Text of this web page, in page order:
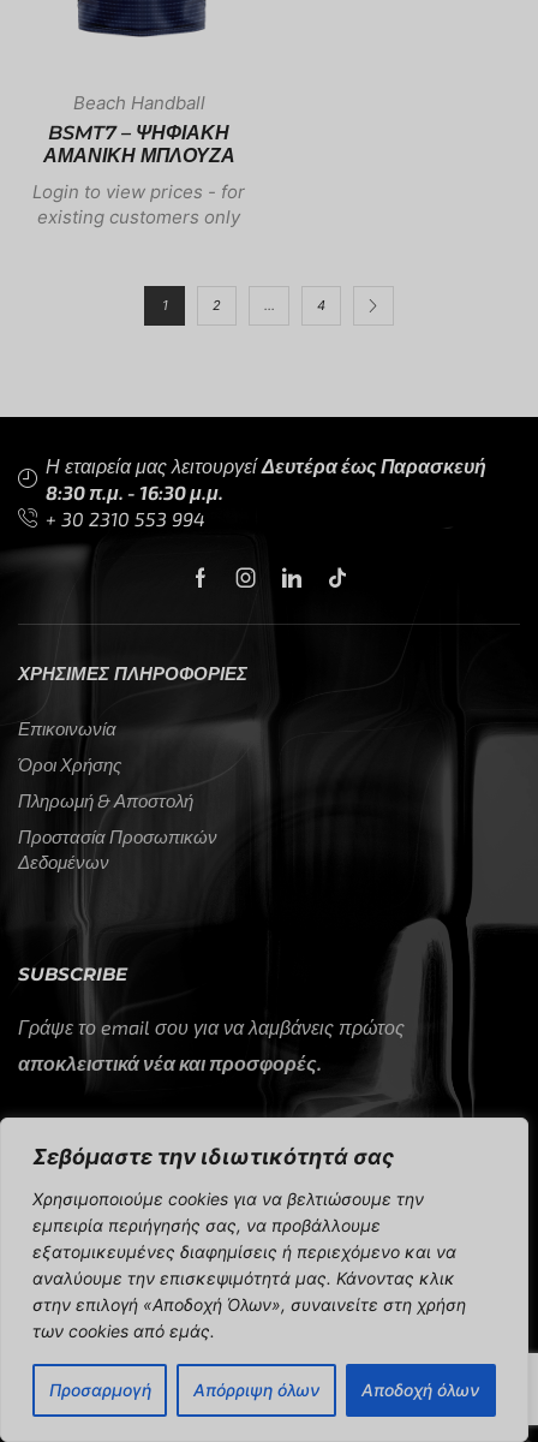
Σεβόμαστε την ιδιωτικότητά σας
Χρησιμοποιούμε cookies για να βελτιώσουμε την
εμπειρία περιήγησής σας, να προβάλλουμε
εξατομικευμένες διαφημίσεις ή περιεχόμενο και να
αναλύουμε την επισκεψιμότητά μας. Κάνοντας κλικ
στην επιλογή «Αποδοχή Όλων», συναινείτε στη χρήση
των cookies από εμάς.
Προσαρμογή Απόρριψη όλων Αποδοχή όλων
Beach Handball
BSMT7 – ΨΗΦΙΑΚΗ
ΑΜΑΝΙΚΗ ΜΠΛΟΥΖΑ
Login to view prices - for
existing customers only
1 2 ... 4
Η εταιρεία μας λειτουργείΔευτέρα έως Παρασκευή
8:30 π.μ. - 16:30 μ.μ.
+ 30 2310 553 994
ΧΡΗΣΙΜΕΣ ΠΛΗΡΟΦΟΡΙΕΣ
Επικοινωνία
Όροι Χρήσης
Πληρωμή & Αποστολή
Προστασία Προσωπικών
Δεδομένων
SUBSCRIBE
Γράψε το email σου για να λαμβάνεις πρώτος
αποκλειστικά νέα και προσφορές.
CAP Sport 2024 © All rights reserved.